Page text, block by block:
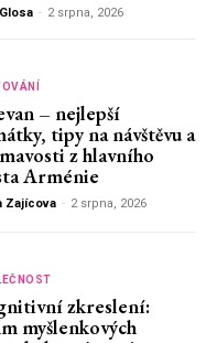
- 2 srpna, 2026
– nejlepší
tipy na návštěvu a
z hlavního
Arménie
Zajícova - 2 srpna, 2026
zkreslení:
myšlenkových